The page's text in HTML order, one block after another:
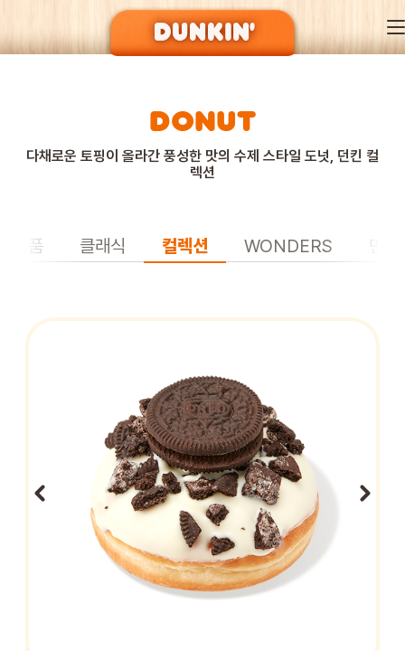
DUNKIN’ OF SEASON
MENU
EVENT
ORDER
창업문의
DONUT
제품 클래식 컬렉션 WONDERS
다채로운 토핑이 올라간 풍성한 맛의 수제 스타일 도넛, 던킨 컬
렉션